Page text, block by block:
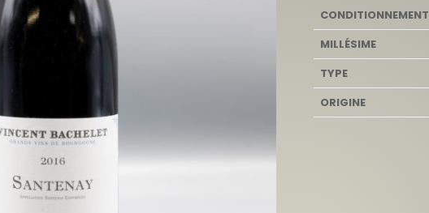
CONDITIONNEMENT
MILLÉSIME
TYPE
ORIGINE